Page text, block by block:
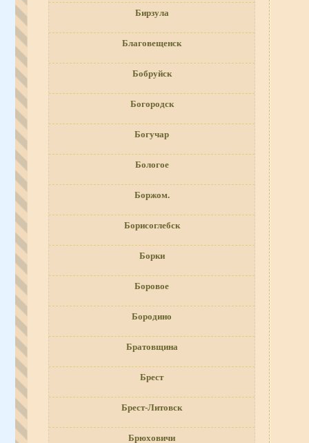
Бирзула
Благовещенск
Бобруйск
Богородск
Богучар
Бологое
Боржом.
Борисоглебск
Борки
Боровое
Бородино
Братовщина
Брест
Брест-Литовск
Брюховичи